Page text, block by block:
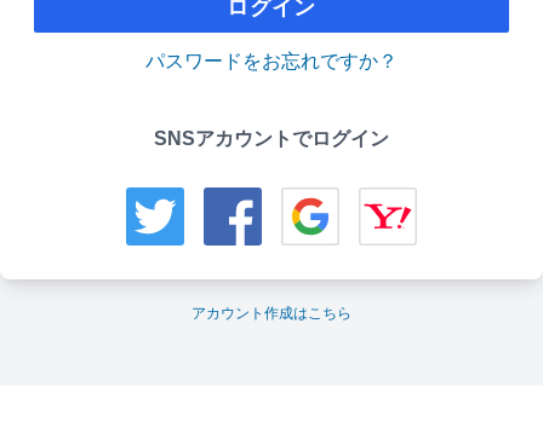
ログイン
パスワードをお忘れですか？
SNSアカウントでログイン
アカウント作成はこちら